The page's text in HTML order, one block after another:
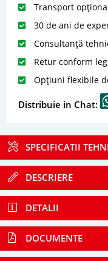
Transport
30 de ani de
Consultanță
Retur conform
Opțiuni flexibile
Distribuie in Chat:
SPECIFICATII
DESCRIERE
DETALII
DOCUMENTE